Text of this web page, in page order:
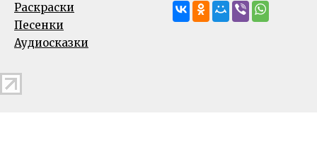
Раскраски
Песенки
Аудиосказки